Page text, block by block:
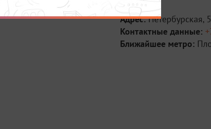
Место:
Адрес:Петербурская,
Контактные данные:
Ближайшее метро: